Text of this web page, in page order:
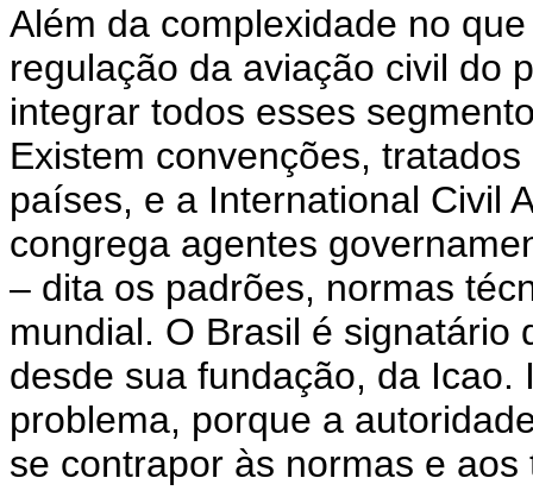
Além da complexidade no
regulação da aviação civil do
integrar todos esses
Existem convenções,
países, e a International Civil
congrega agentes
– dita os padrões, normas
mundial. O Brasil é signatário
desde sua fundação, da
problema, porque a
se contrapor às normas e